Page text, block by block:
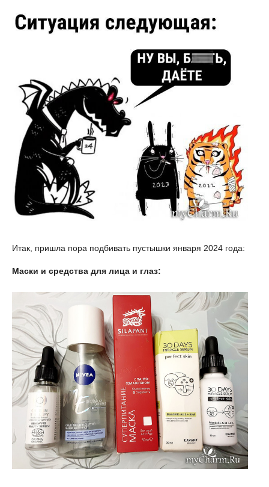
Итак, пришла пора подбивать пустышки января 2024 года:
Маски и средства для лица и глаз: